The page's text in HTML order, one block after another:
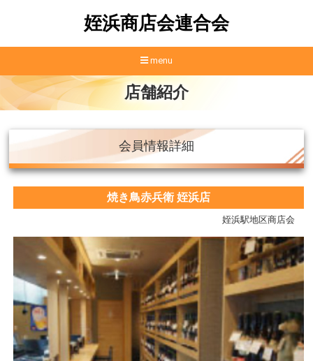
姪浜商店会連合会
menu
店舗紹介
会員情報詳細
焼き鳥赤兵衛 姪浜店
姪浜駅地区商店会